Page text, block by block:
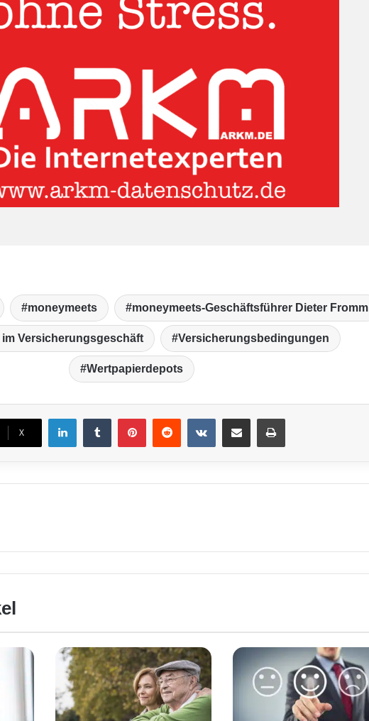
moneymeets moneymeets-Geschäftsführer Dieter Fromm
im Versicherungsgeschäft Versicherungsbedingungen
Wertpapierdepots
X
LinkedIn VKontakte